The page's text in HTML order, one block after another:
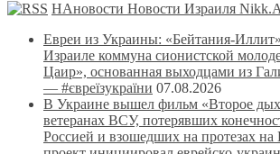
НАновости Новости Израиля
Евреи из Украины: «Бейтания-
Израиле коммуна сионистской
Цаир», основанная выходцами из
— #євреїзукраїни 07.08.2026
В Украине вышел фильм «Второе
ветеранах ВСУ, потерявших
Россией и взошедших на протезах